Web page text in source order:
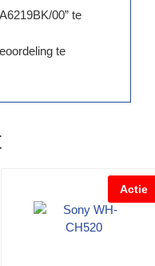
00” te
te
Actie